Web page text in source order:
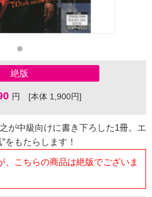
絶版
円 [本体 1,900円]
が中級向けに書き下ろした1冊。エ
をもたらします！
こちらの商品は絶版でございま